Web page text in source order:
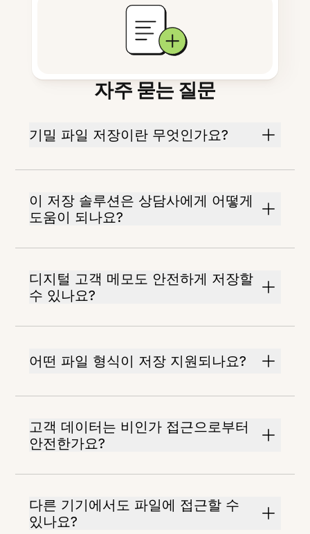
자주 묻는 질문
기밀 파일 저장이란 무엇인가요?
이 저장 솔루션은 상담사에게 어떻게
도움이 되나요?
디지털 고객 메모도 안전하게 저장할
수 있나요?
어떤 파일 형식이 저장 지원되나요?
고객 데이터는 비인가 접근으로부터
안전한가요?
다른 기기에서도 파일에 접근할 수
있나요?